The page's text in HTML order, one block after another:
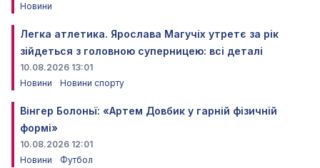
Новини
Легка атлетика. Ярослава Магучіх утретє за рік
зійдеться з головною суперницею: всі деталі
10.08.2026 13:01
Новини
Новини спорту
Вінгер Болоньї: «Артем Довбик у гарній фізичній
формі»
10.08.2026 12:01
Новини
Футбол